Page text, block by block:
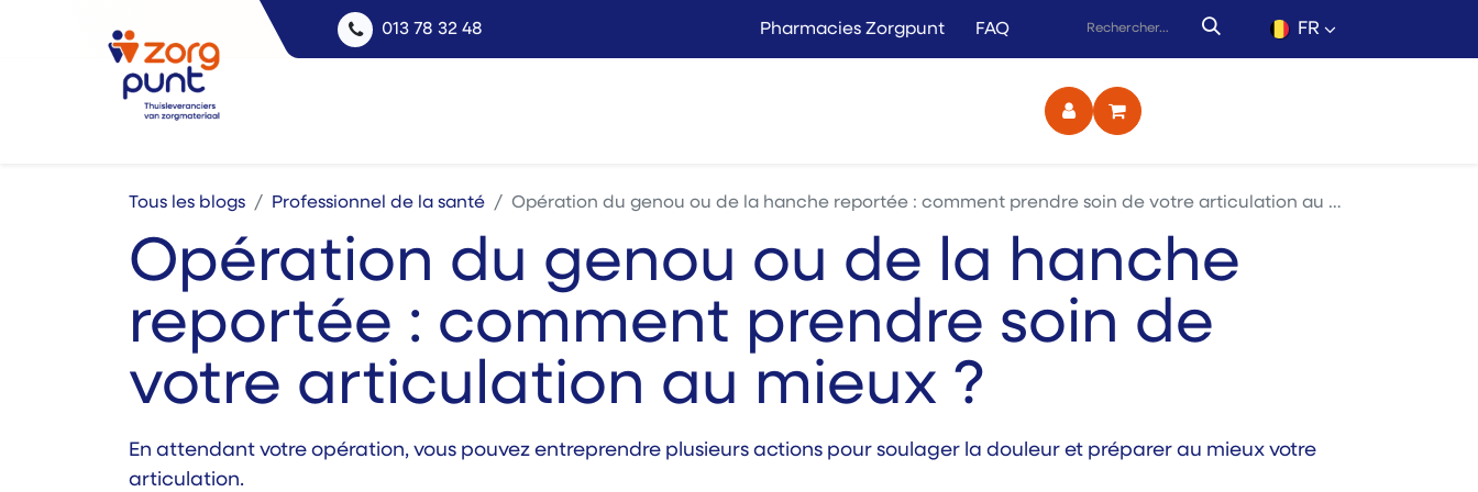
013 78 32 48 Pharmacies Zorgpunt FAQ FR
Tous les blogs Professionnel de la santé Opération du genou ou de la hanche reportée : comment prendre soin de votre articulation au mieux ?
Opération du genou ou de la hanche
reportée : comment prendre soin de
votre articulation au mieux ?
En attendant votre opération, vous pouvez entreprendre plusieurs actions pour soulager la douleur et préparer au mieux votre
articulation.